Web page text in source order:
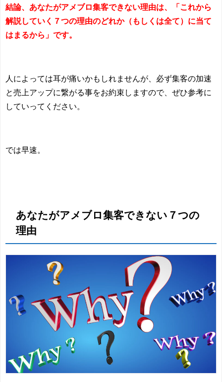
結論、あなたがアメブロ集客できない理由は、「これから
解説していく７つの理由のどれか（もしくは全て）に当て
はまるから」です。
人によっては耳が痛いかもしれませんが、必ず集客の加速
と売上アップに繋がる事をお約束しますので、ぜひ参考に
していってください。
では早速。
あなたがアメブロ集客できない７つの
理由